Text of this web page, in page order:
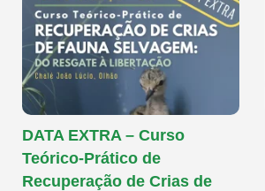
DATA EXTRA – Curso
Teórico-Prático de
Recuperação de Crias de